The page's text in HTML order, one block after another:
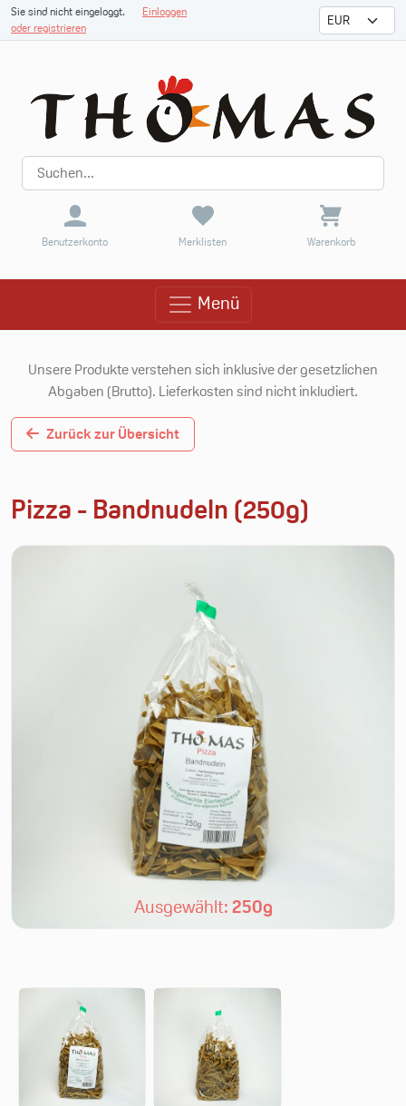
Sie sind nicht eingeloggt.
Einloggen
oder registrieren
Benutzerkonto Merklisten Warenkorb
MenüMenü
Unsere Produkte verstehen sich inklusive der gesetzlichen
Abgaben (Brutto). Lieferkosten sind nicht inkludiert.
Zurück zur Übersicht
Pizza - Bandnudeln (250g)
Ausgewählt:250g